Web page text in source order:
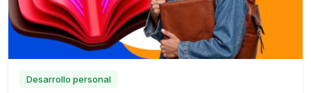
Desarrollo personal